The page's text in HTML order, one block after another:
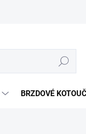
Hledat
BRZDOVÉ